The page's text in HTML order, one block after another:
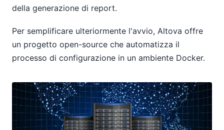
della generazione di report.
Per semplificare ulteriormente l'avvio, Altova offre
un progetto open-source che automatizza il
processo di configurazione in un ambiente Docker.